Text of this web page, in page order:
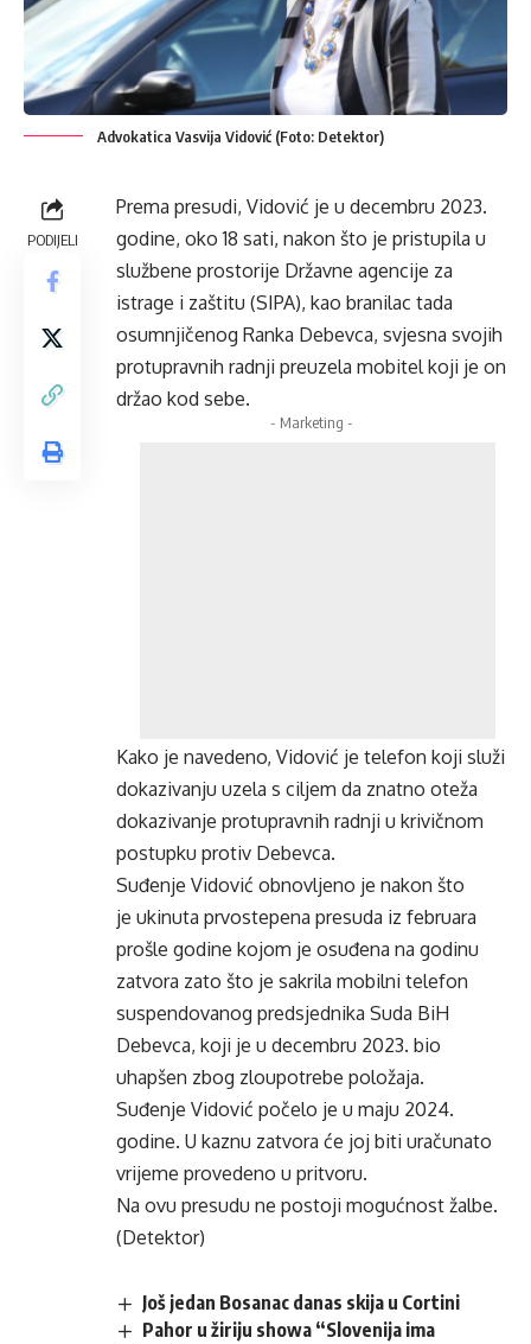
Advokatica Vasvija Vidović (Foto: Detektor)
PODIJELI
Prema presudi, Vidović je u decembru 2023.
godine, oko 18 sati, nakon što je pristupila u
službene prostorije Državne agencije za
istrage i zaštitu (SIPA), kao branilac tada
osumnjičenog Ranka Debevca, svjesna svojih
protupravnih radnji preuzela mobitel koji je on
držao kod sebe.
- Marketing -
Kako je navedeno, Vidović je telefon koji služi
dokazivanju uzela s ciljem da znatno oteža
dokazivanje protupravnih radnji u krivičnom
postupku protiv Debevca.
Suđenje Vidović obnovljeno je nakon što
je ukinuta prvostepena presuda iz februara
prošle godine kojom je osuđena na godinu
zatvora zato što je sakrila mobilni telefon
suspendovanog predsjednika Suda BiH
Debevca, koji je u decembru 2023. bio
uhapšen zbog zloupotrebe položaja.
Suđenje Vidović počelo je u maju 2024.
godine. U kaznu zatvora će joj biti uračunato
vrijeme provedeno u pritvoru.
Na ovu presudu ne postoji mogućnost žalbe.
(Detektor)
Još jedan Bosanac danas skija u Cortini
Pahor u žiriju showa “Slovenija ima